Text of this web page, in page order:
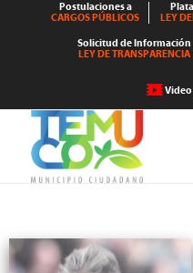
Postulaciones a
CARGOS PÚBLICOS
LEY
Solicitud de Información
LEY DE TRANSPARENCIA
Video